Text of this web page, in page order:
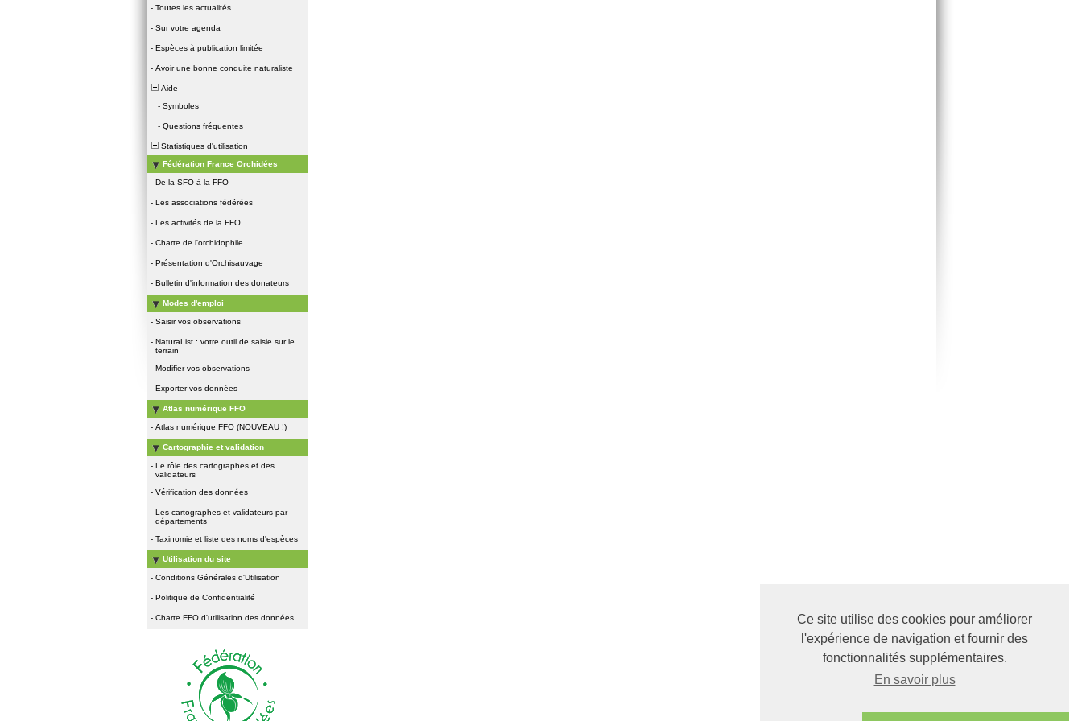
Ce site utilise des cookies pour améliorer
l'expérience de navigation et fournir des
fonctionnalités supplémentaires.
En savoir plus
- Toutes les actualités
- Sur votre agenda
- Espèces à publication limitée
- Avoir une bonne conduite naturaliste
Aide
- Symboles
- Questions fréquentes
Statistiques d'utilisation
Fédération France Orchidées
- De la SFO à la FFO
- Les associations fédérées
- Les activités de la FFO
- Charte de l'orchidophile
- Présentation d'Orchisauvage
- Bulletin d'information des donateurs
Modes d'emploi
- Saisir vos observations
- NaturaList : votre outil de saisie sur le
terrain
- Modifier vos observations
- Exporter vos données
Atlas numérique FFO
- Atlas numérique FFO (NOUVEAU !)
Cartographie et validation
- Le rôle des cartographes et des
validateurs
- Vérification des données
- Les cartographes et validateurs par
départements
- Taxinomie et liste des noms d'espèces
Utilisation du site
- Conditions Générales d'Utilisation
- Politique de Confidentialité
- Charte FFO d'utilisation des données.